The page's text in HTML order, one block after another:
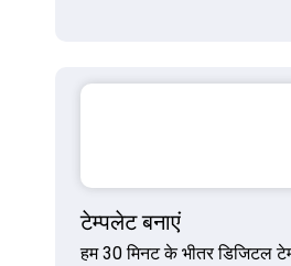
टेम्पलेट बनाएं
हम 30 मिनट के भीतर डिजिटल